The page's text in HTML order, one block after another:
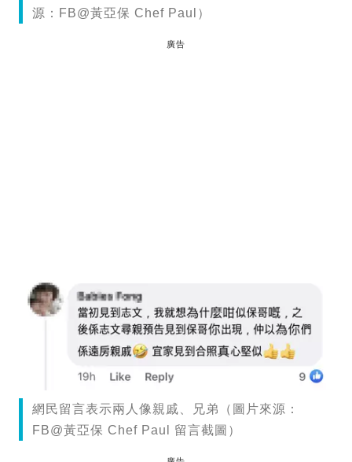
源：FB@黃亞保 Chef Paul）
廣告
網民留言表示兩人像親戚、兄弟（圖片來源：
FB@黃亞保 Chef Paul 留言截圖）